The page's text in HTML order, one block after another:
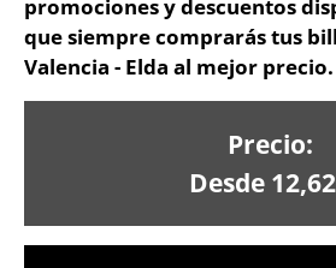
promociones y descuentos
que siempre comprarás tus
Valencia - Elda al mejor precio.
Precio:
Desde